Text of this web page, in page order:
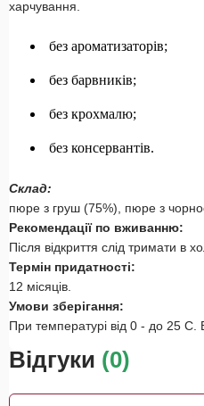
харчування.
без ароматизаторів;
без барвників;
без крохмалю;
без консервантів.
Склад:
пюре з груш (75%), пюре з
Рекомендації по вживанню:
Після відкриття слід тримати в
Термін придатності:
12 місяців.
Умови зберігання:
При температурі від 0 - до 25 С.
Відгуки (0)